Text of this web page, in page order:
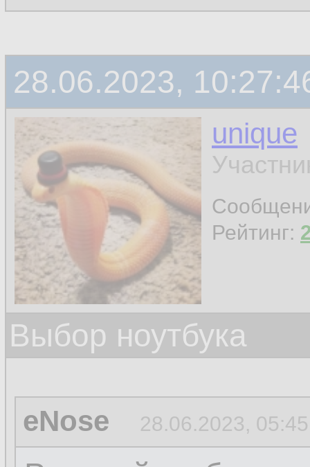
28.06.2023,
unique
Рейтинг:
Выбор ноутбука
eNose 28.06.2023,